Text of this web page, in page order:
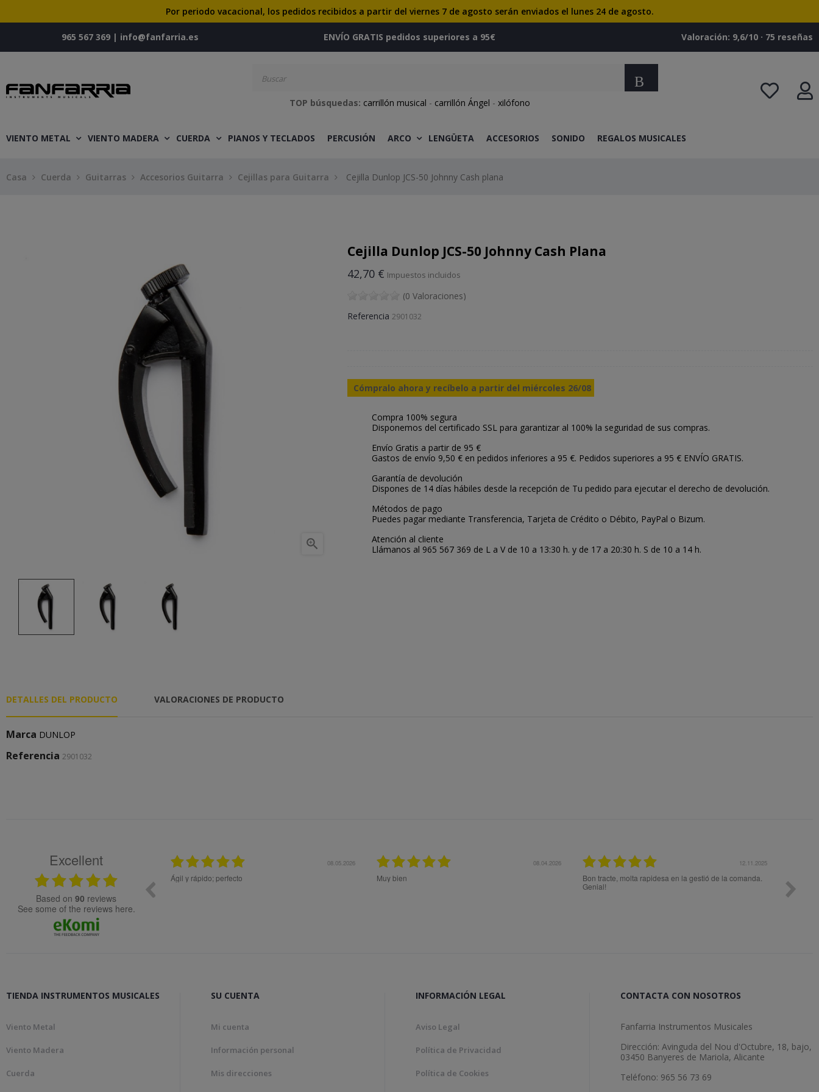
Por periodo vacacional, los pedidos recibidos a partir del viernes 7 de agosto serán enviados el lunes 24 de agosto.
965 567 369 | info@fanfarria.es ENVÍO GRATIS pedidos superiores a 95€ Valoración: 9,6/10 · ‎75 reseñas
Buscar
TOP búsquedas: carrillón musical - carrillón Ángel - xilófono
VIENTO METAL VIENTO MADERA CUERDA PIANOS Y TECLADOS PERCUSIÓN ARCO LENGÜETA ACCESORIOS SONIDO REGALOS MUSICALES
Casa Cuerda Guitarras Accesorios Guitarra Cejillas para Guitarra Cejilla Dunlop JCS-50 Johnny Cash plana

Cejilla Dunlop JCS-50 Johnny Cash Plana
42,70 € Impuestos incluidos
(0 Valoraciones)
Referencia 2901032
Cómpralo ahora y recíbelo a partir del miércoles 26/08
Compra 100% segura
Disponemos del certificado SSL para garantizar al 100% la seguridad de sus compras.
Envío Gratis a partir de 95 €
Gastos de envío 9,50 € en pedidos inferiores a 95 €. Pedidos superiores a 95 € ENVÍO GRATIS.
Garantía de devolución
Dispones de 14 días hábiles desde la recepción de Tu pedido para ejecutar el derecho de devolución.
Métodos de pago
Puedes pagar mediante Transferencia, Tarjeta de Crédito o Débito, PayPal o Bizum.
Atención al cliente
Llámanos al 965 567 369 de L a V de 10 a 13:30 h. y de 17 a 20:30 h. S de 10 a 14 h.
DETALLES DEL PRODUCTO VALORACIONES DE PRODUCTO
Marca DUNLOP
Referencia 2901032
Excellent
based on 90 reviews
see some of the reviews here.
molta rapidesa en la gestió de la comanda.
27.10.2025
Todo ok
27.10.2025
Me aconsejaron muy bien previo a la compra para elegir
14.10.2025
Muy contento, la fecha de entrega del pedido se retrasó
un día por la alerta roja de lluvias en la Comunidad
TIENDA INSTRUMENTOS MUSICALES
Viento Metal
Viento Madera
Cuerda
SU CUENTA
Mi cuenta
Información personal
Mis direcciones
INFORMACIÓN LEGAL
Aviso Legal
Política de Privacidad
Política de Cookies
CONTACTA CON NOSOTROS
Fanfarria Instrumentos Musicales
Dirección: Avinguda del Nou d'Octubre, 18, bajo,
03450 Banyeres de Mariola, Alicante
Teléfono: 965 56 73 69